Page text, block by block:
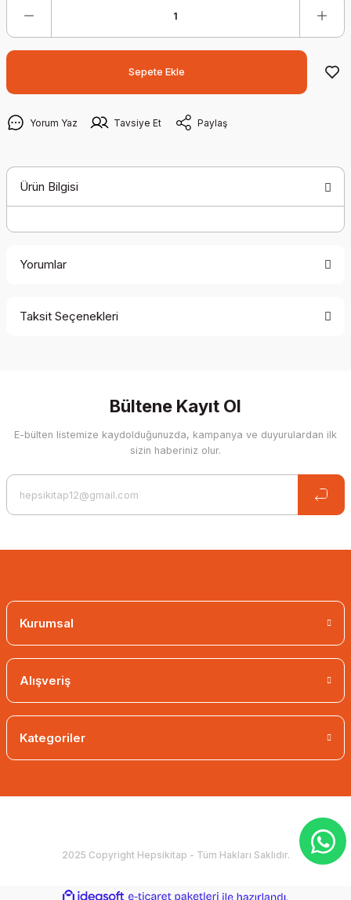
Sepete Ekle
Yorum Yaz Tavsiye Et Paylaş
Ürün Bilgisi
Yorumlar
Taksit Seçenekleri
Bültene Kayıt Ol
E-bülten listemize kaydolduğunuzda, kampanya ve duyurulardan ilk
sizin haberiniz olur.
Kurumsal
Alışveriş
Kategoriler
2025 Copyright Hepsikitap - Tüm Hakları Saklıdır.
ideasoft e-